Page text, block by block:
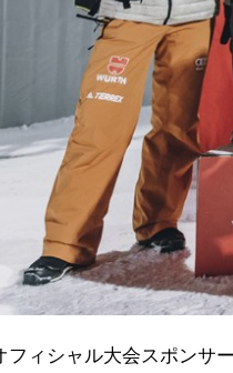
フィシャル大会スポンサ